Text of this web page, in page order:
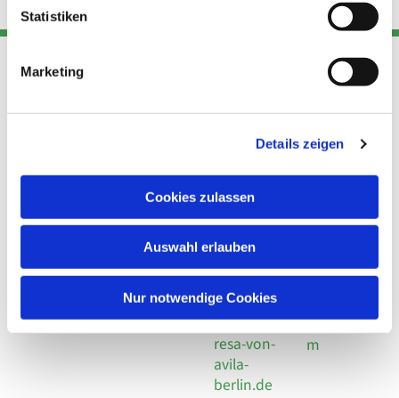
Statistiken
Marketing
Details zeigen
Cookies zulassen
Auswahl erlauben
Nur notwendige Cookies
Adresse
Kirchengemeinde Pfarrei
Hl. Theresa von Avila Berlin
Leitender Pfarrer - Norbert
Behaimstr. 39
Kont
Telefon
+49 30
924 64 28
Fax +49
30 924 54
18
E-Mail
info@the
resa-von-
avila-
berlin.de
Links
Datensch
utz
Social
Impressu
m